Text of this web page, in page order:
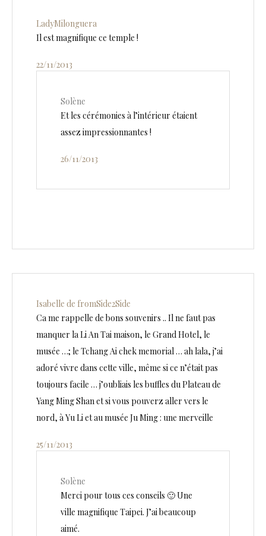
LadyMilonguera
Il est magnifique ce temple !
22/11/2013
Solène
Et les cérémonies à l’intérieur étaient
assez impressionnantes !
26/11/2013
Isabelle de fromSide2Side
Ca me rappelle de bons souvenirs .. Il ne faut pas
manquer la Li An Tai maison, le Grand Hotel, le
musée …; le Tchang Ai chek memorial … ah lala, j’ai
adoré vivre dans cette ville, même si ce n’était pas
toujours facile … j’oubliais les buffles du Plateau de
Yang Ming Shan et si vous pouverz aller vers le
nord, à Yu Li et au musée Ju Ming : une merveille
25/11/2013
Solène
Merci pour tous ces conseils 🙂 Une
ville magnifique Taipei. J’ai beaucoup
aimé.